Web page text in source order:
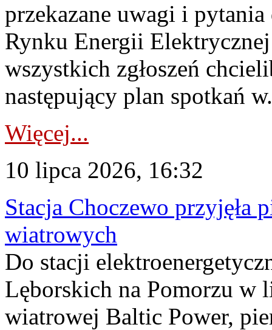
przekazane uwagi i
Rynku Energii
wszystkich zgłoszeń
następujący plan spotkań
Więcej...
10 lipca 2026, 16:32
Stacja Choczewo przyjęła
wiatrowych
Do stacji
Lęborskich na Pomorzu w
wiatrowej Baltic Power,